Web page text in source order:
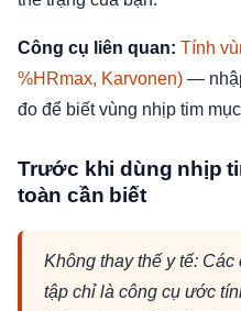
Công cụ liên quan: Tính
%HRmax, Karvonen) —
đo để biết vùng nhịp tim
Trước khi dùng nhịp
toàn cần biết
Không thay thế y tế:
tập chỉ là công cụ ước